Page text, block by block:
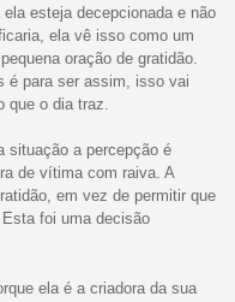
esteja decepcionada e não
ela vê isso como um
oração de gratidão.
é para ser assim, isso vai
que o dia traz.
situação a percepção é
de vítima com raiva. A
em vez de permitir que
foi uma decisão
ela é a criadora da sua